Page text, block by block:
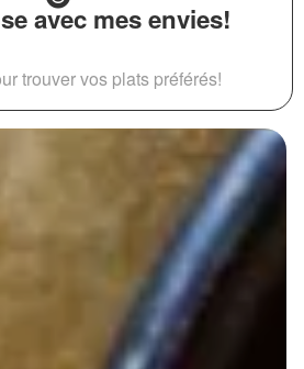
avec mes envies!
trouver vos plats préférés!